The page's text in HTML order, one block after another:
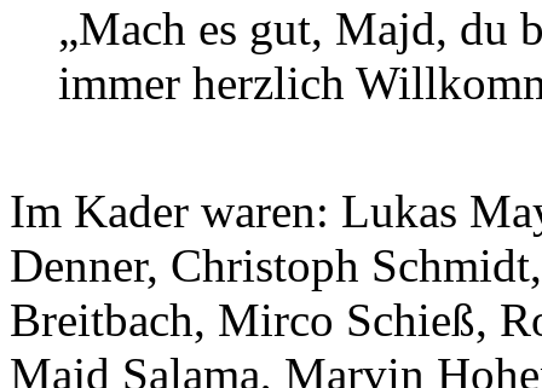
„Mach es gut, Majd, du
immer herzlich
Im Kader waren: Lukas
Denner, Christoph
Breitbach, Mirco Schieß,
Majd Salama, Marvin